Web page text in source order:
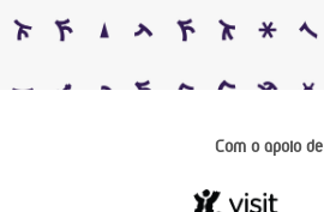
Com o apoio de